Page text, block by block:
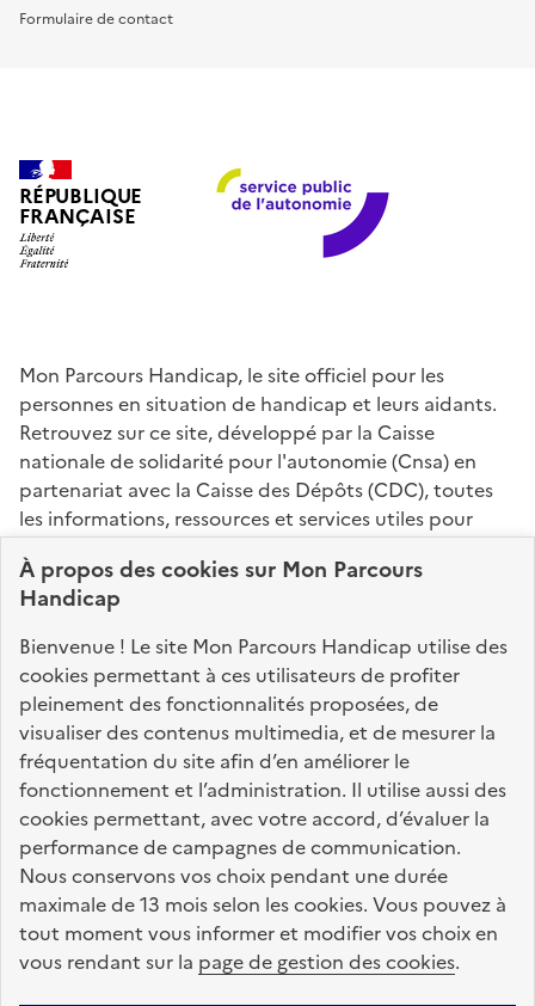
À propos descookiessur Mon Parcours
Handicap
Bienvenue ! Le site Mon Parcours Handicap utilise des
cookies permettant à ces utilisateurs de profiter
pleinement des fonctionnalités proposées, de
visualiser des contenus multimedia, et de mesurer la
fréquentation du site afin d’en améliorer le
fonctionnement et l’administration. Il utilise aussi des
cookies permettant, avec votre accord, d’évaluer la
performance de campagnes de communication.
Nous conservons vos choix pendant une durée
maximale de 13 mois selon les cookies. Vous pouvez à
tout moment vous informer et modifier vos choix en
vous rendant sur la page de gestion des cookies.
Formulaire de contact
RÉPUBLIQUE
FRANÇAISE
Mon Parcours Handicap, le site officiel pour les
personnes en situation de handicap et leurs aidants.
Retrouvez sur ce site, développé par la Caisse
nationale de solidarité pour l'autonomie (Cnsa) en
partenariat avec la Caisse des Dépôts (CDC), toutes
les informations, ressources et services utiles pour
connaître vos droits, effectuer vos démarches,
identifier vos interlocuteurs.
Nos sites partenaires
info.gouv.fr service-public.fr legifrance.gouv.fr
data.gouv.fr
Nos partenaires
La Caisse des Dépôts
accompagne les parcours
de vie